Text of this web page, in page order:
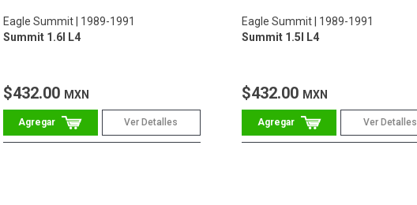
Eagle Summit
1989-1991
Summit 1.6l L4
$432.00 MXN
Ver Detalles
Eagle Summit
1989-1991
Summit 1.5l L4
$432.00 MXN
Ver Detalles